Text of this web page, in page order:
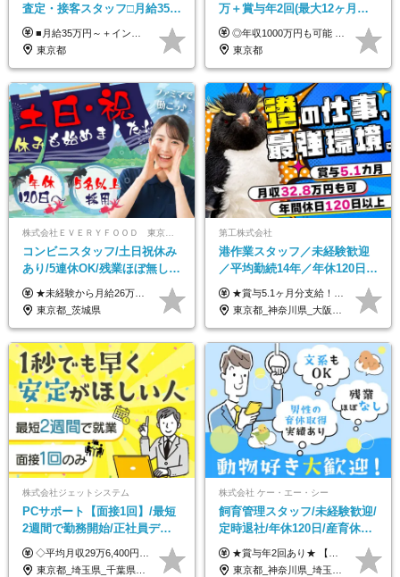
査定・接客スタッフ□⽉給35万
円以上＋毎⽉インセン□年休
120日以上□土日休み
■月給35万円～＋インセンティブ＋各種手当 ※固定残業代（月45時間分87,600円～）を含む。超過した場合は別途残業代を支給いたします ※経験・年齢などを考慮の上、決定します ※試用期間3ヶ月あり（待遇に変動なし）
東京都
万＋賞与年2回(最大12ヶ月分
支給)◆前職給与保証◆年収
1000万可◆オープニング
◎年収1000万円も可能 ◎複雑な条件やノルマは一切なし！ 頑張った分だけシンプルに還元される給与体系です。 経験者の方には「前職給与保証」をお約束します！ ■月給50万円～80万円（役職手当を含む） ★平均月収：60～70万円程度 ★「〇件以上で支給」といった複雑な条件やノルマの縛りは一切ありません。 お客様に寄り添い、利益が出た分はしっかりとあなたの給与へ還元します！ ※経験・能力を考慮のうえ決定します。 ※試用期間3ヶ月あり。その間の待遇・給与に差異はありません。 ※上記の金額は固定残業代（20時間/5万円～）含んだ金額です。 超過分は別途記載します。
東京都
株式会社ＥＶＥＲＹＦＯＯＤ 東京本社
コンビニスタッフ/土日祝休み
あり/5連休OK/残業ほぼ無し/
賞与年2回/トイレ掃除・夜勤
無し/面接1回
★未経験から月給26万円スタート！ ★毎年1回（12月）の昇給＋賞与（年2回）で給与にしっかり反映！ 月給26万円＋賞与年2回＋交通費全額支給 ※リーダー・店長昇格後は基本給2万円UP＋役職手当支給 ※経験・スキルを考慮の上、決定します ※上記金額には固定残業代（21時間分・3万7300円以上）を含みます。超過分は別途全額支給します ※試用期間3ヶ月間あり（期間中の給与・待遇に差異はありません）
東京都_茨城県
第工株式会社
港作業スタッフ／未経験歓迎
／平均勤続14年／年休120日以
上／食事手当・家族手当あり
／賞与5.1ヶ月分
★賞与5.1ヶ月分支給！ ★入社3年目・30代で年収730万円の先輩も活躍中！ ★入社1年目・20代で月収29万円の実績あり 月給：22.5万円～30.5万円＋各種手当＋賞与年2回＋残業代全額支給 ※経験・能力などを考慮のうえ決定します ※上記月給には食事手当(5000円／月）を含みます ※残業代は分単位で100％支給いたします ※試用期間3ヶ月。その間の給与・待遇に差異はありません 【月収例】 ◆33.5万円／31歳 入社7か月 ◆38.5万円／32歳 入社1年目 ◆48.4万円／44歳 入社12年目 ※経験・能力などを考慮のうえ決定 ※月収・給与例には休日手当も含みます 【手当詳細】 ◆交通費規定支給（上限3万5000円／月） ◆時間外手当全額支給 ◆休日出勤手当 ◆港湾住宅あり（1R・2万円台～） ◆資格取得支援制度：全額負担 ◆地域手当：関東地区1万円／月
東京都_神奈川県_大阪府_愛知県_兵庫県
株式会社ジェットシステム
PCサポート【面接1回】/最短
2週間で勤務開始/正社員デビ
ュー歓迎/未経験9割以上/社員
寮・住宅手当あり
◇平均月収29万6,400円(各種手当含む) ◇住宅手当⇒最大家賃の半額支給 ◇賞与年2回支給 ■月給22万5,000円以上＋地域手当＋時間外手当＋住宅手当＋家族手当 ※経験やスキルに応じて給与を決定します ※試用期間2ヶ月あり（期間内は時給1,060円以上となります） └地域により上がる可能性があり／例：東京都時給1,370円 └その他待遇に差異なし ＜モデル月収例＞ 1年目：296,400円 3年目：320,000円 【固定残業代について】 なし（残業代は、実際の労働時間に応じて別途全額支給）
東京都_埼玉県_千葉県_愛知県_北海道_群馬県_長野県_富山県_石川県_静岡県_香川県_高知県_熊本県_長崎県_沖縄県
株式会社 ケー・エー・シー
飼育管理スタッフ/未経験歓迎/
定時退社/年休120日/産育休実
績あり/連休取得OK/賞与年2
回/急募求人
★賞与年2回あり★ 【未経験の方】月給20万7,750円～＋賞与年2回＋残業代全額支給＋交通費支給 【生物系大卒の方】月給21万3,750円～＋賞与年2回＋残業代全額支給＋交通費支給 ★手当が充実★ ・資格手当（実験動物技術者2級：月3,000円、1級：月7,000円） ・家族手当 ・住宅費用補助（転居を伴う転勤の場合：最大5年間支給） ・残業代全額支給 ※入社5年目程度で賞与4.6ヶ月分の支給実績あり ※月給の金額は、能力やスキルを考慮して決定します ※試用期間6ヶ月あり（雇用形態・給与・待遇に差異なし）
東京都_神奈川県_埼玉県_大阪府_愛知県_茨城県_三重県_京都府_佐賀県